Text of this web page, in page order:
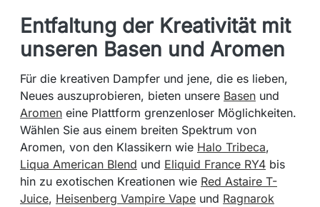
Entfaltung der Kreativität mit
unseren Basen und Aromen
Für die kreativen Dampfer und jene, die es lieben,
Neues auszuprobieren, bieten unsere Basen und
Aromen eine Plattform grenzenloser Möglichkeiten.
Wählen Sie aus einem breiten Spektrum von
Aromen, von den Klassikern wie Halo Tribeca,
Liqua American Blend und Eliquid France RY4 bis
hin zu exotischen Kreationen wie Red Astaire T-
Juice, Heisenberg Vampire Vape und Ragnarok